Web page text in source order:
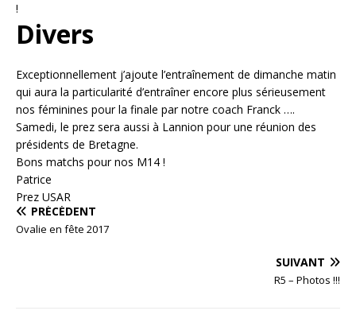
!
Divers
Exceptionnellement j’ajoute l’entraînement de dimanche matin
qui aura la particularité d’entraîner encore plus sérieusement
nos féminines pour la finale par notre coach Franck ….
Samedi, le prez sera aussi à Lannion pour une réunion des
présidents de Bretagne.
Bons matchs pour nos M14 !
Patrice
Prez USAR
PRÉCÉDENT
Ovalie en fête 2017
SUIVANT
R5 – Photos !!!